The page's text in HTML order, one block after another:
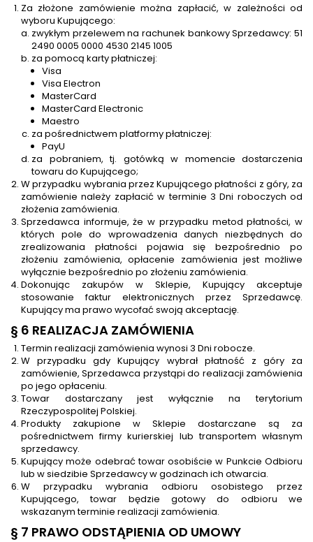
Za złożone zamówienie można zapłacić, w zależności od
wyboru Kupującego:
zwykłym przelewem na rachunek bankowy Sprzedawcy: 51
2490 0005 0000 4530 2145 1005
za pomocą karty płatniczej:
Visa
Visa Electron
MasterCard
MasterCard Electronic
Maestro
za pośrednictwem platformy płatniczej:
PayU
za pobraniem, tj. gotówką w momencie dostarczenia
towaru do Kupującego;
W przypadku wybrania przez Kupującego płatności z góry, za
zamówienie należy zapłacić w terminie 3 Dni roboczych od
złożenia zamówienia.
Sprzedawca informuje, że w przypadku metod płatności, w
których pole do wprowadzenia danych niezbędnych do
zrealizowania płatności pojawia się bezpośrednio po
złożeniu zamówienia, opłacenie zamówienia jest możliwe
wyłącznie bezpośrednio po złożeniu zamówienia.
Dokonując zakupów w Sklepie, Kupujący akceptuje
stosowanie faktur elektronicznych przez Sprzedawcę.
Kupujący ma prawo wycofać swoją akceptację.
§ 6 REALIZACJA ZAMÓWIENIA
Termin realizacji zamówienia wynosi 3 Dni robocze.
W przypadku gdy Kupujący wybrał płatność z góry za
zamówienie, Sprzedawca przystąpi do realizacji zamówienia
po jego opłaceniu.
Towar dostarczany jest wyłącznie na terytorium
Rzeczypospolitej Polskiej.
Produkty zakupione w Sklepie dostarczane są za
pośrednictwem firmy kurierskiej lub transportem własnym
sprzedawcy.
Kupujący może odebrać towar osobiście w Punkcie Odbioru
lub w siedzibie Sprzedawcy w godzinach ich otwarcia.
W przypadku wybrania odbioru osobistego przez
Kupującego, towar będzie gotowy do odbioru we
wskazanym terminie realizacji zamówienia.
§ 7 PRAWO ODSTĄPIENIA OD UMOWY